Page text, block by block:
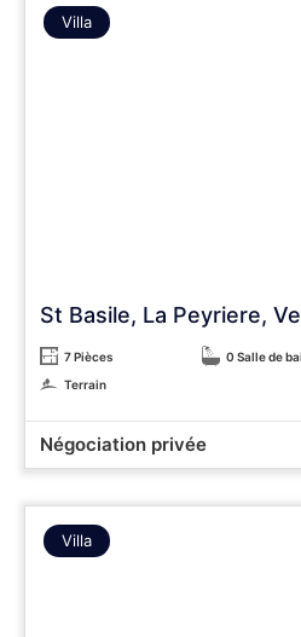
Villa
St Basile, La Peyriere,
7 Pièces 0 Salle de
Terrain
Négociation privée
Villa